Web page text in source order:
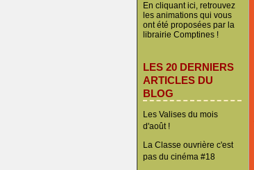
En cliquant ici, retrouvez
les animations qui vous
ont été proposées par la
librairie Comptines !
LES 20 DERNIERS
ARTICLES DU
BLOG
Les Valises du mois
d'août !
La Classe ouvrière c'est
pas du cinéma #18